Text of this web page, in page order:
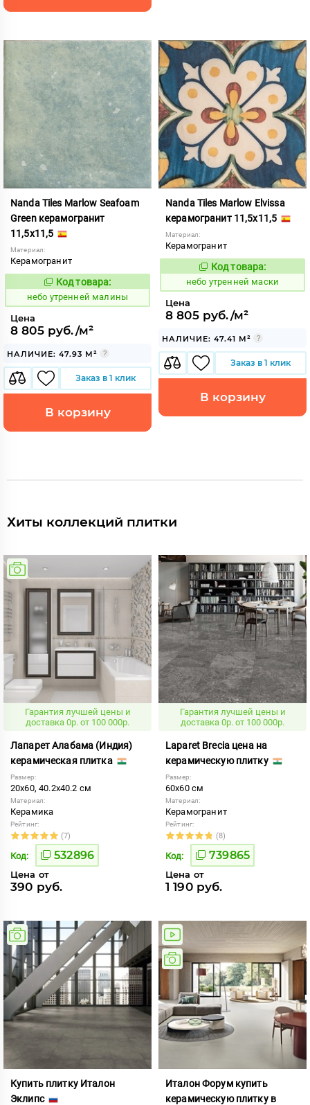
Nanda Tiles Marlow Seafoam
Green керамогранит
11,5x11,5
Материал:
Керамогранит
1123046
Код товара:
небо утренней малины
Цена
8 805 руб./м²
НАЛИЧИЕ: 47.93 М²
Заказ в 1 клик
В корзину
Nanda Tiles Marlow Elvissa
керамогранит 11,5x11,5
Материал:
Керамогранит
1123047
Код товара:
небо утренней маски
Цена
8 805 руб./м²
НАЛИЧИЕ: 47.41 М²
Заказ в 1 клик
В корзину
Хиты коллекций плитки
Гарантия лучшей цены и
доставка 0р. от 100 000р.
Лапарет Алабама (Индия)
керамическая плитка
Размер:
20x60, 40.2x40.2 см
Материал:
Керамика
Рейтинг:
(7)
Код: 532896
Цена от
390 руб.
Гарантия лучшей цены и
доставка 0р. от 100 000р.
Laparet Brecia цена на
керамическую плитку
Размер:
60x60 см
Материал:
Керамогранит
Рейтинг:
(8)
Код: 739865
Цена от
1 190 руб.
Купить плитку Италон
Эклипс
Италон Форум купить
керамическую плитку в